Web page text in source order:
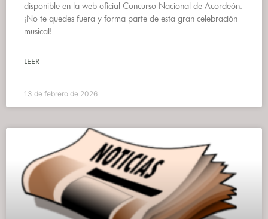
disponible en la web oficial Concurso Nacional de Acordeón.
¡No te quedes fuera y forma parte de esta gran celebración
musical!
LEER
13 de febrero de 2026